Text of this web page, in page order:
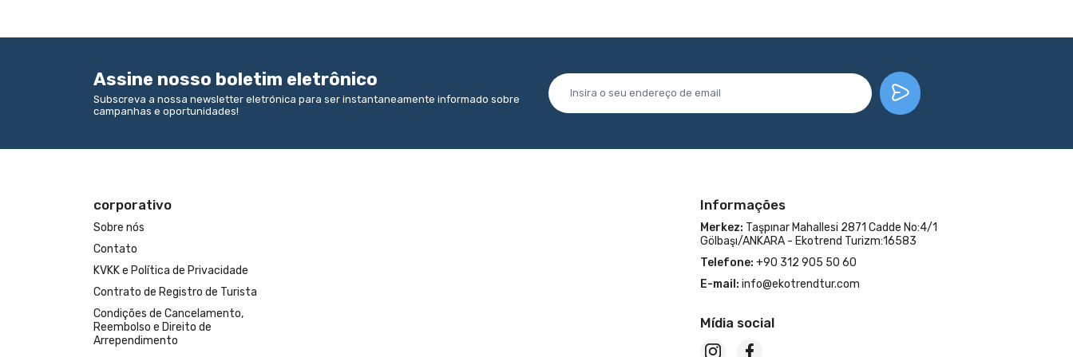
Assine nosso boletim eletrônico
Subscreva a nossa newsletter eletrónica para ser instantaneamente informado sobre
campanhas e oportunidades!
corporativo
Sobre nós
Contato
KVKK e Política de Privacidade
Contrato de Registro de Turista
Condições de Cancelamento,
Reembolso e Direito de
Arrependimento
Informações
Merkez: Taşpınar Mahallesi 2871 Cadde No:4/1
Gölbaşı/ANKARA - Ekotrend Turizm:16583
Telefone: +90 312 905 50 60
E-mail: info@ekotrendtur.com
Mídia social